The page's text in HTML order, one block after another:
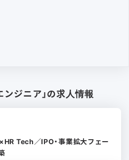
ンジニア」の求人情報
Tech／IPO・事業拡大フェー